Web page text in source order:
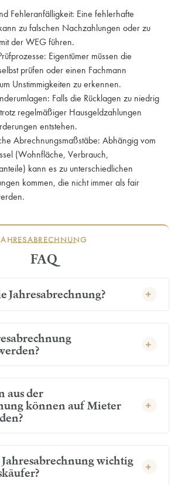
Fehleranfälligkeit: Eine fehlerhafte
zu falschen Nachzahlungen oder zu
der WEG führen.
Eigentümer müssen die
prüfen oder einen Fachmann
Unstimmigkeiten zu erkennen.
Falls die Rücklagen zu niedrig
regelmäßiger Hausgeldzahlungen
entstehen.
Abrechnungsmaßstäbe: Abhängig vom
(Wohnfläche, Verbrauch,
kann es zu unterschiedlichen
kommen, die nicht immer als fair
FAQ
Jahresabrechnung?
aus der
können auf Mieter
wichtig